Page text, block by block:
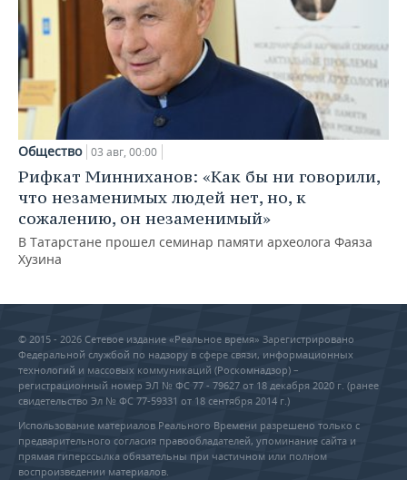
Общество 03 авг, 00:00
Рифкат Минниханов: «Как бы ни говорили,
что незаменимых людей нет, но, к
сожалению, он незаменимый»
В Татарстане прошел семинар памяти археолога Фаяза
Хузина
© 2015 - 2026 Сетевое издание «Реальное время» Зарегистрировано
Федеральной службой по надзору в сфере связи, информационных
технологий и массовых коммуникаций (Роскомнадзор) –
регистрационный номер ЭЛ № ФС 77 - 79627 от 18 декабря 2020 г. (ранее
свидетельство Эл № ФС 77-59331 от 18 сентября 2014 г.)
Использование материалов Реального Времени разрешено только с
предварительного согласия правообладателей, упоминание сайта и
прямая гиперссылка обязательны при частичном или полном
воспроизведении материалов.